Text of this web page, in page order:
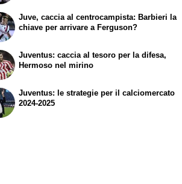
Juve, caccia al centrocampista: Barbieri la
chiave per arrivare a Ferguson?
Juventus: caccia al tesoro per la difesa,
Hermoso nel mirino
Juventus: le strategie per il calciomercato
2024-2025